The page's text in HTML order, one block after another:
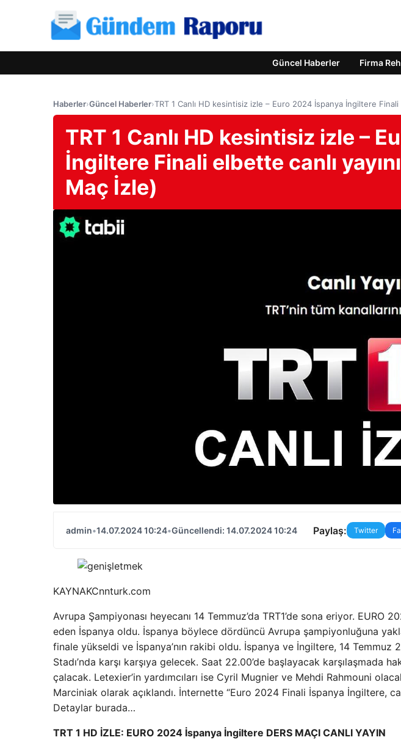
Güncel Haberler Firma
Haberler›Güncel Haberler›TRT 1 Canlı HD kesintisiz izle – Euro 2024 İspanya İngiltere Finali
TRT 1 Canlı HD kesintisiz izle –
İngiltere Finali elbette canlı
Maç İzle)
admin•14.07.2024 10:24•Güncellendi: 14.07.2024 10:24 Paylaş: Twitter
KAYNAKCnnturk.com
Avrupa Şampiyonası heyecanı 14 Temmuz’da TRT1’de sona eriyor. EURO
eden İspanya oldu. İspanya böylece dördüncü Avrupa şampiyonluğuna
finale yükseldi ve İspanya’nın rakibi oldu. İspanya ve İngiltere, 14 Temmuz
Stadı’nda karşı karşıya gelecek. Saat 22.00’de başlayacak karşılaşmada
çalacak. Letexier’in yardımcıları ise Cyril Mugnier ve Mehdi Rahmouni
Marciniak olarak açıklandı. İnternette “Euro 2024 Finali İspanya İngiltere,
Detaylar burada…
TRT 1 HD İZLE: EURO 2024 İspanya İngiltere DERS MAÇI CANLI YAYIN